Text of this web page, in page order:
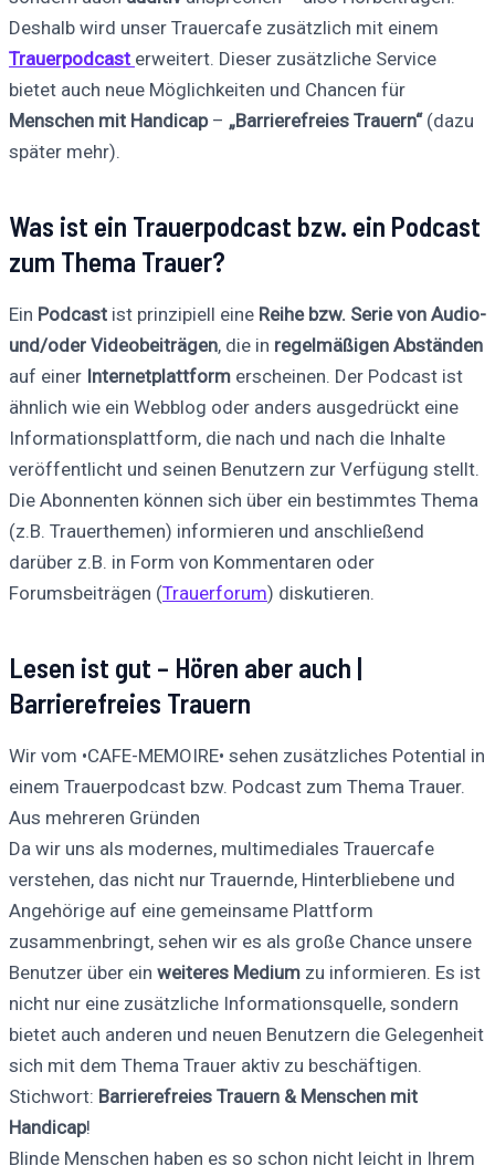
Deshalb wird unser Trauercafe zusätzlich mit einem
Trauerpodcast erweitert. Dieser zusätzliche Service
bietet auch neue Möglichkeiten und Chancen für
Menschen mit Handicap– „Barrierefreies Trauern“(dazu
später mehr).
Was ist ein Trauerpodcast bzw. ein Podcast
zum Thema Trauer?
Ein Podcast ist prinzipiell eine Reihe bzw. Serie von Audio-
und/oder Videobeiträgen, die in regelmäßigen Abständen
auf einer Internetplattform erscheinen. Der Podcast ist
ähnlich wie ein Webblog oder anders ausgedrückt eine
Informationsplattform, die nach und nach die Inhalte
veröffentlicht und seinen Benutzern zur Verfügung stellt.
Die Abonnenten können sich über ein bestimmtes Thema
(z.B. Trauerthemen) informieren und anschließend
darüber z.B. in Form von Kommentaren oder
Forumsbeiträgen (Trauerforum) diskutieren.
Lesen ist gut – Hören aber auch |
Barrierefreies Trauern
Wir vom •CAFE-MEMOIRE• sehen zusätzliches Potential in
einem Trauerpodcast bzw. Podcast zum Thema Trauer.
Aus mehreren Gründen
Da wir uns als modernes, multimediales Trauercafe
verstehen, das nicht nur Trauernde, Hinterbliebene und
Angehörige auf eine gemeinsame Plattform
zusammenbringt, sehen wir es als große Chance unsere
Benutzer über ein weiteres Medium zu informieren. Es ist
nicht nur eine zusätzliche Informationsquelle, sondern
bietet auch anderen und neuen Benutzern die Gelegenheit
sich mit dem Thema Trauer aktiv zu beschäftigen.
Stichwort: Barrierefreies Trauern & Menschen mit
Handicap!
Blinde Menschen haben es so schon nicht leicht in Ihrem